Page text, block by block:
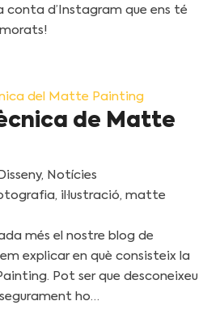
conta d’Instagram que ens té
de Matte
Disseny, Notícies
, il·lustració, matte
més el nostre blog de
explicar en què consisteix la
Pot ser que desconeixeu
ho…